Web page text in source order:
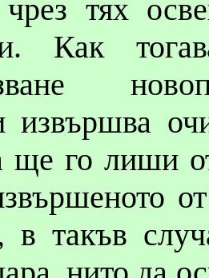
тях
Как
ще го лиши
в такъв